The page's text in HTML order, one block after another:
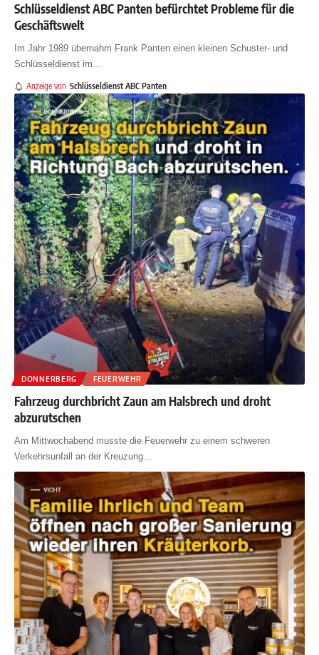
Schlüsseldienst ABC Panten befürchtet Probleme für die
Geschäftswelt
Im Jahr 1989 übernahm Frank Panten einen kleinen Schuster- und
Schlüsseldienst im…
Anzeige von Schlüsseldienst ABC Panten
DONNERBERG FEUERWEHR
Fahrzeug durchbricht Zaun am Halsbrech und droht
abzurutschen
Am Mittwochabend musste die Feuerwehr zu einem schweren
Verkehrsunfall an der Kreuzung…